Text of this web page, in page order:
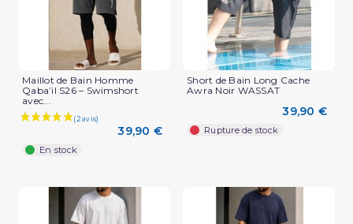
Maillot de Bain Homme
Qaba’il S26 – Swimshort
avec...
39,90 €
En stock
Short de Bain Long Cache
Awra Noir WASSAT
39,90 €
Rupture de stock